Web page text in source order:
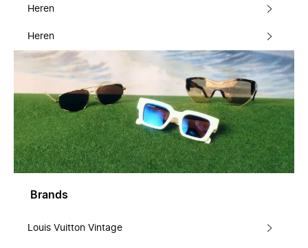
Heren
Heren
Brands
Louis Vuitton Vintage